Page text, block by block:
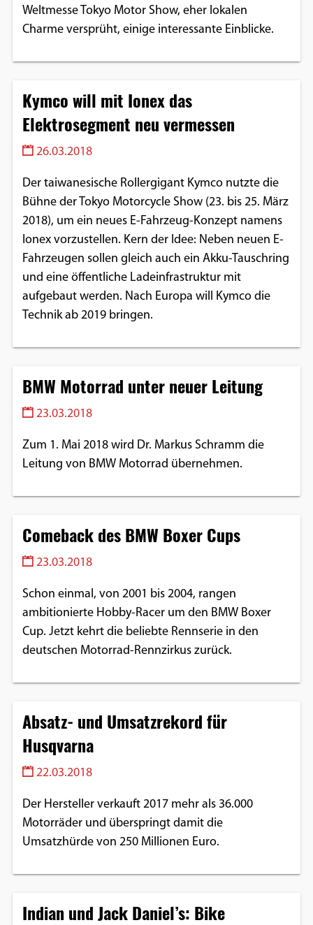
Weltmesse Tokyo Motor Show, eher lokalen
Charme versprüht, einige interessante Einblicke.
Kymco will mit Ionex das
Elektrosegment neu vermessen
26.03.2018
Der taiwanesische Rollergigant Kymco nutzte die
Bühne der Tokyo Motorcycle Show (23. bis 25. März
2018), um ein neues E-Fahrzeug-Konzept namens
Ionex vorzustellen. Kern der Idee: Neben neuen E-
Fahrzeugen sollen gleich auch ein Akku-Tauschring
und eine öffentliche Ladeinfrastruktur mit
aufgebaut werden. Nach Europa will Kymco die
Technik ab 2019 bringen.
BMW Motorrad unter neuer Leitung
23.03.2018
Zum 1. Mai 2018 wird Dr. Markus Schramm die
Leitung von BMW Motorrad übernehmen.
Comeback des BMW Boxer Cups
23.03.2018
Schon einmal, von 2001 bis 2004, rangen
ambitionierte Hobby-Racer um den BMW Boxer
Cup. Jetzt kehrt die beliebte Rennserie in den
deutschen Motorrad-Rennzirkus zurück.
Absatz- und Umsatzrekord für
Husqvarna
22.03.2018
Der Hersteller verkauft 2017 mehr als 36.000
Motorräder und überspringt damit die
Umsatzhürde von 250 Millionen Euro.
Indian und Jack Daniel’s: Bike